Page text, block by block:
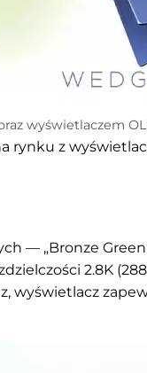
wyświetlaczem
rynku z
— „Bronze
2.8K
wyświetlacz